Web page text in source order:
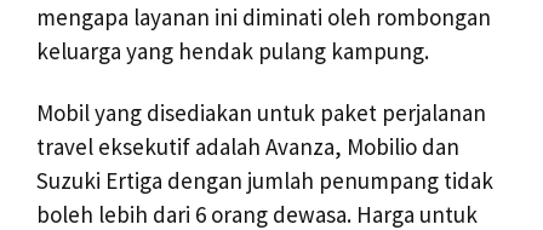
mengapa layanan ini diminati oleh rombongan
keluarga yang hendak pulang kampung.
Mobil yang disediakan untuk paket perjalanan
travel eksekutif adalah Avanza, Mobilio dan
Suzuki Ertiga dengan jumlah penumpang tidak
boleh lebih dari 6 orang dewasa. Harga untuk